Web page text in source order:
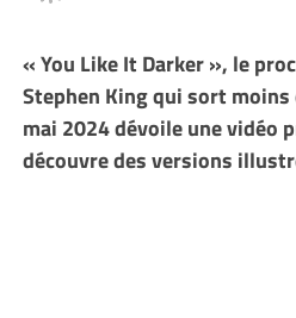
« You Like It Darker », le
Stephen King qui sort moins
mai 2024 dévoile une vidéo
découvre des versions